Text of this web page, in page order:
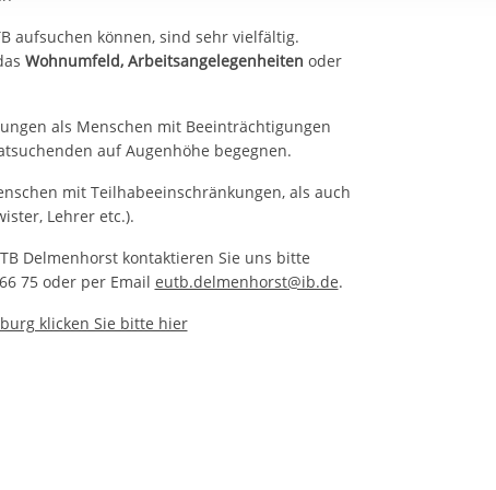
sich nicht auf notwendige Cookies, die erforderlich zur
und somit gewünschten Website-Funktionen sind. Diese
und daher unabhängig von einer Einwilligung.
aufsuchen können, sind sehr vielfältig.
Wohnumfeld, Arbeitsangelegenheiten oder
als Menschen mit Beeinträchtigungen
auf Augenhöhe begegnen.
mit Teilhabeeinschränkungen, als auch
Lehrer etc.).
Delmenhorst kontaktieren Sie uns bitte
75 oder per Email eutb.delmenhorst@ib.de.
klicken Sie bitte hier